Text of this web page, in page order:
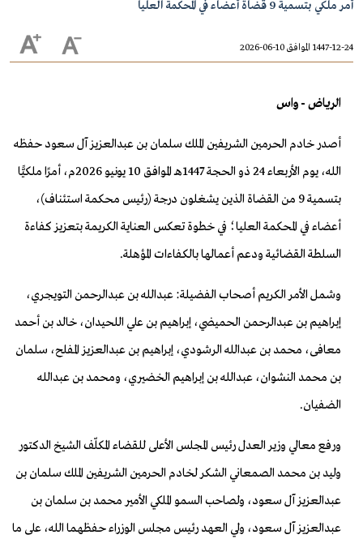
أمر ملكي بتسمية 9 قضاة أعضاء في المحكمة العليا
1447-12-24 الموافق 10-06-2026
الرياض - واس
أصدر خادم الحرمين الشريفين الملك سلمان بن عبدالعزيز آل سعود حفظه
الله، يوم الأربعاء 24 ذو الحجة 1447هـ الموافق 10 يونيو 2026م، أمرًا ملكيًّا
بتسمية 9 من القضاة الذين يشغلون درجة (رئيس محكمة استئناف)،
أعضاء في المحكمة العليا؛ في خطوة تعكس العناية الكريمة بتعزيز كفاءة
السلطة القضائية ودعم أعمالها بالكفاءات المؤهلة.
وشمل الأمر الكريم أصحاب الفضيلة: عبدالله بن عبدالرحمن التويجري،
إبراهيم بن عبدالرحمن الحميضي، إبراهيم بن علي اللحيدان، خالد بن أحمد
معافى، محمد بن عبدالله الرشودي، إبراهيم بن عبدالعزيز المفلح، سلمان
بن محمد النشوان، عبدالله بن إبراهيم الخضيري، ومحمد بن عبدالله
الضفيان.
ورفع معالي وزير العدل رئيس المجلس الأعلى للقضاء المكلّف الشيخ الدكتور
وليد بن محمد الصمعاني الشكر لخادم الحرمين الشريفين الملك سلمان بن
عبدالعزيز آل سعود، ولصاحب السمو الملكي الأمير محمد بن سلمان بن
عبدالعزيز آل سعود، ولي العهد رئيس مجلس الوزراء حفظهما الله، على ما